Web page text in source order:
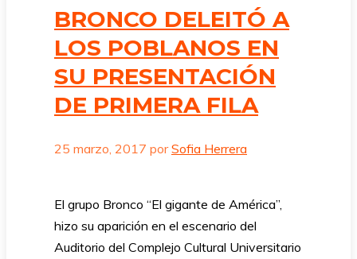
BRONCO DELEITÓ A
LOS POBLANOS EN
SU PRESENTACIÓN
DE PRIMERA FILA
25 marzo, 2017 porSofia Herrera
El grupo Bronco “El gigante de América”,
hizo su aparición en el escenario del
Auditorio del Complejo Cultural Universitario